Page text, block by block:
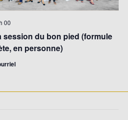
session du bon pied (formule
en personne)
00